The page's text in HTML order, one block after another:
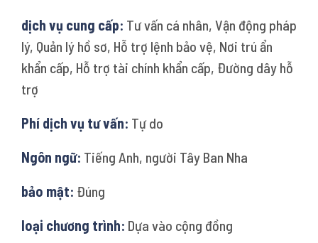
dịch vụ cung cấp: Tư vấn cá nhân, Vận động pháp
lý, Quản lý hồ sơ, Hỗ trợ lệnh bảo vệ, Nơi trú ẩn
khẩn cấp, Hỗ trợ tài chính khẩn cấp, Đường dây hỗ
trợ
Phí dịch vụ tư vấn: Tự do
Ngôn ngữ: Tiếng Anh, người Tây Ban Nha
bảo mật: Đúng
loại chương trình: Dựa vào cộng đồng